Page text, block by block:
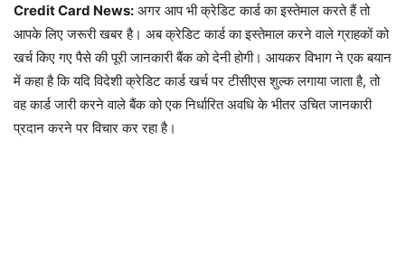
Credit Card News: अगर आप भी क्रेडिट कार्ड का इस्तेमाल करते हैं तो
आपके लिए जरूरी खबर है। अब क्रेडिट कार्ड का इस्तेमाल करने वाले ग्राहकों को
खर्च किए गए पैसे की पूरी जानकारी बैंक को देनी होगी। आयकर विभाग ने एक बयान
में कहा है कि यदि विदेशी क्रेडिट कार्ड खर्च पर टीसीएस शुल्क लगाया जाता है, तो
वह कार्ड जारी करने वाले बैंक को एक निर्धारित अवधि के भीतर उचित जानकारी
प्रदान करने पर विचार कर रहा है।